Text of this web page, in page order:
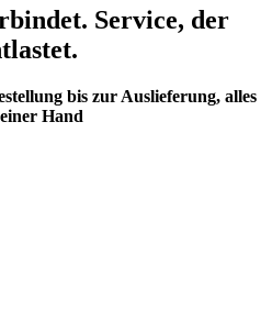
Service, der
bis zur Auslieferung, alles
Hand